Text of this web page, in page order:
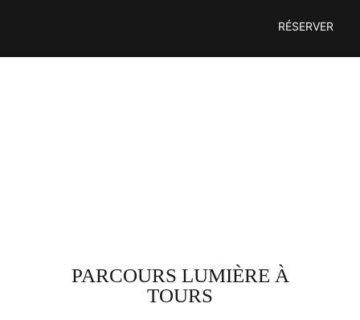
RÉSERVER
PARCOURS LUMIÈRE À
TOURS